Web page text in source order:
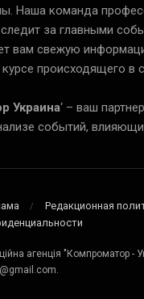
Наша команда
за главными
вам свежую
происходящего в
Украина‘ – ваш
событий,
Редакционная
агенція "Компроматор -